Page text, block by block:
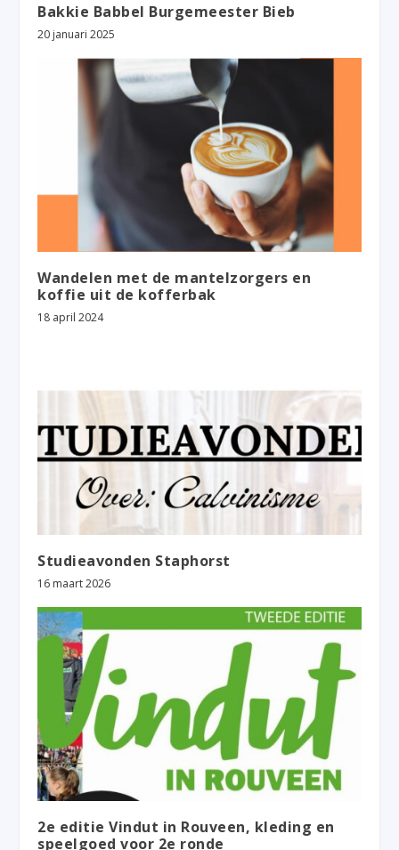
Bakkie Babbel Burgemeester Bieb
20 januari 2025
Wandelen met de mantelzorgers en
koffie uit de kofferbak
18 april 2024
Studieavonden Staphorst
16 maart 2026
2e editie Vindut in Rouveen, kleding en
speelgoed voor 2e ronde